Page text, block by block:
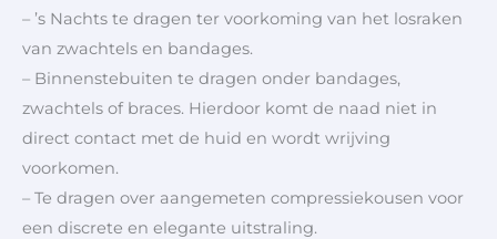
– ’s Nachts te dragen ter voorkoming van het losraken
van zwachtels en bandages.
– Binnenstebuiten te dragen onder bandages,
zwachtels of braces. Hierdoor komt de naad niet in
direct contact met de huid en wordt wrijving
voorkomen.
– Te dragen over aangemeten compressiekousen voor
een discrete en elegante uitstraling.